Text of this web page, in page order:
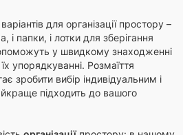
для організації простору –
і папки, і лотки для зберігання
у швидкому знаходженні
упорядкуванні. Розмаїття
зробити вибір індивідуальним і
підходить до вашого